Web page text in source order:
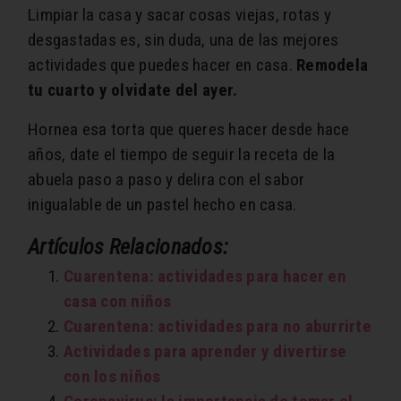
Limpiar la casa y sacar cosas viejas, rotas y
desgastadas es, sin duda, una de las mejores
actividades que puedes hacer en casa. Remodela
tu cuarto y olvidate del ayer.
Hornea esa torta que queres hacer desde hace
años, date el tiempo de seguir la receta de la
abuela paso a paso y delira con el sabor
inigualable de un pastel hecho en casa.
Artículos Relacionados:
Cuarentena: actividades para hacer en
casa con niños
Cuarentena: actividades para no aburrirte
Actividades para aprender y divertirse
con los niños